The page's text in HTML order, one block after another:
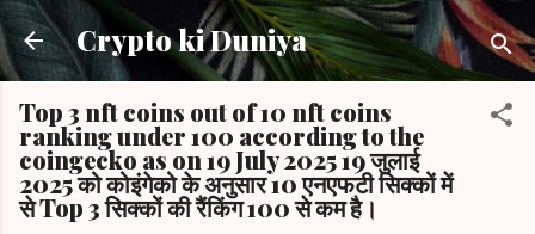
Skip to main content
Crypto ki Duniya
Top 3 nft coins out of 10 nft coins
ranking under 100 according to the
coingecko as on 19 July 2025 19 जुलाई
2025 को कोइंगेको के अनुसार 10 एनएफटी सिक्कों में
से Top 3 सिक्कों की रैंकिंग 100 से कम है।